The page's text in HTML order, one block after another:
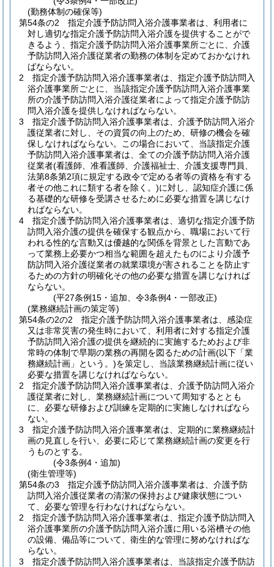
(勤務体制の確保等)
第54条の2
指定介護予防訪問入浴介護事業者は、利用者に
対し適切な指定介護予防訪問入浴介護を提供することがで
きるよう、指定介護予防訪問入浴介護事業所ごとに、介護
予防訪問入浴介護従業者の勤務の体制を定めておかなけれ
ばならない。
2
指定介護予防訪問入浴介護事業者は、指定介護予防訪問入
浴介護事業所ごとに、当該指定介護予防訪問入浴介護事業
所の介護予防訪問入浴介護従業者によって指定介護予防訪
問入浴介護を提供しなければならない。
3
指定介護予防訪問入浴介護事業者は、介護予防訪問入浴介
護従業者に対し、その資質の向上のため、研修の機会を確
保しなければならない。
この場合において、当該指定介護
予防訪問入浴介護事業者は、全ての介護予防訪問入浴介護
従業者(看護師、准看護師、介護福祉士、介護支援専門員、
法第8条第2項に規定する政令で定める者等の資格を有する
者その他これに類する者を除く。)に対し、認知症介護に係
る基礎的な研修を受講させるために必要な措置を講じなけ
ればならない。
4
指定介護予防訪問入浴介護事業者は、適切な指定介護予防
訪問入浴介護の提供を確保する観点から、職場において行
われる性的な言動又は優越的な関係を背景とした言動であ
って業務上必要かつ相当な範囲を超えたものにより介護予
防訪問入浴介護従業者の就業環境が害されることを防止す
るための方針の明確化その他の必要な措置を講じなければ
ならない。
(平27条例15・追加、令3条例4・一部改正)
(業務継続計画の策定等)
第54条の2の2
指定介護予防訪問入浴介護事業者は、感染症
又は非常災害の発生時において、利用者に対する指定介護
予防訪問入浴介護の提供を継続的に実施するためおよび非
常時の体制で早期の業務の再開を図るための計画(以下「業
務継続計画」という。)を策定し、当該業務継続計画に従い
必要な措置を講じなければならない。
2
指定介護予防訪問入浴介護事業者は、介護予防訪問入浴介
護従業者に対し、業務継続計画について周知するととも
に、必要な研修および訓練を定期的に実施しなければなら
ない。
3
指定介護予防訪問入浴介護事業者は、定期的に業務継続計
画の見直しを行い、必要に応じて業務継続計画の変更を行
うものとする。
(令3条例4・追加)
(衛生管理等)
第54条の3
指定介護予防訪問入浴介護事業者は、介護予防
訪問入浴介護従業者の清潔の保持および健康状態につい
て、必要な管理を行わなければならない。
2
指定介護予防訪問入浴介護事業者は、指定介護予防訪問入
浴介護事業所の介護予防訪問入浴介護に用いる浴槽その他
の設備、備品等について、衛生的な管理に努めなければな
らない。
3
指定介護予防訪問入浴介護事業者は、当該指定介護予防訪